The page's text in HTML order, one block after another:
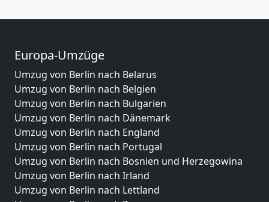
Europa-Umzüge
Umzug von Berlin nach Belarus
Umzug von Berlin nach Belgien
Umzug von Berlin nach Bulgarien
Umzug von Berlin nach Dänemark
Umzug von Berlin nach England
Umzug von Berlin nach Portugal
Umzug von Berlin nach Bosnien und Herzegowina
Umzug von Berlin nach Irland
Umzug von Berlin nach Lettland